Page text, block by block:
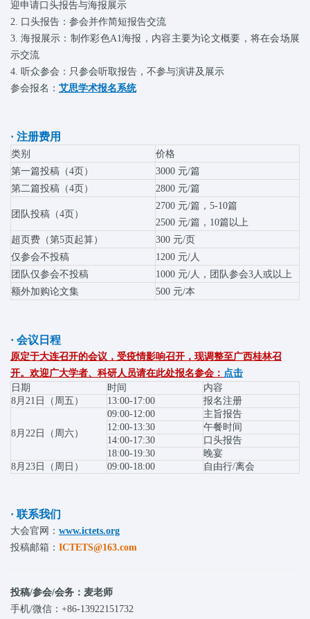
迎申请口头报告与海报展示
2. 口头报告：参会并作简短报告交流
3. 海报展示：制作彩色A1海报，内容主要为论文概要，将在会场展
示交流
4. 听众参会：只参会听取报告，不参与演讲及展示
参会报名： 艾思学术报名系统
· 注册费用
类别
价格
第一篇投稿（4页）
3000 元/篇
第二篇投稿（4页）
2800 元/篇
团队投稿（4页）
2700 元/篇，5-10篇
2500 元/篇，10篇以上
超页费（第5页起算）
300 元/页
仅参会不投稿
1200 元/人
团队仅参会不投稿
1000 元/人，团队参会3人或以上
额外加购论文集
500 元/本
· 会议日程
原定于大连召开的会议，受疫情影响召开，现调整至广西桂林召
开。欢迎广大学者、科研人员请在此处报名参会： 点击
日期
时间
内容
8月21日（周五）
13:00-17:00 报名注册
8月22日（周六）
09:00-12:00
主旨报告
12:00-13:30
午餐时间
14:00-17:30
口头报告
18:00-19:30
晚宴
8月23日（周日）
09:00-18:00 自由行/离会
· 联系我们
大会官网： www.ictets.org
投稿邮箱： ICTETS@163.com
投稿/参会/会务：麦老师
手机/微信：+86-13922151732